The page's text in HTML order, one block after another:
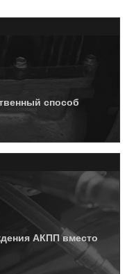
способ
АКПП вместо